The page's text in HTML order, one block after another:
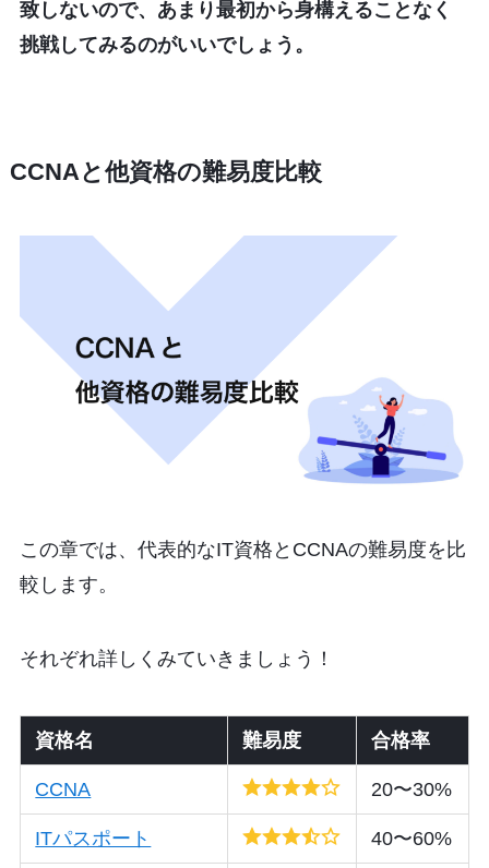
致しないので、あまり最初から身構えることなく
挑戦してみるのがいいでしょう。
CCNAと他資格の難易度比較
この章では、代表的なIT資格とCCNAの難易度を比
較します。
それぞれ詳しくみていきましょう！
資格名 難易度 合格率
CCNA 20〜30%
ITパスポート 40〜60%